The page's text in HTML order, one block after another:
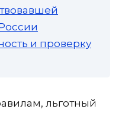
и проверку
льготный